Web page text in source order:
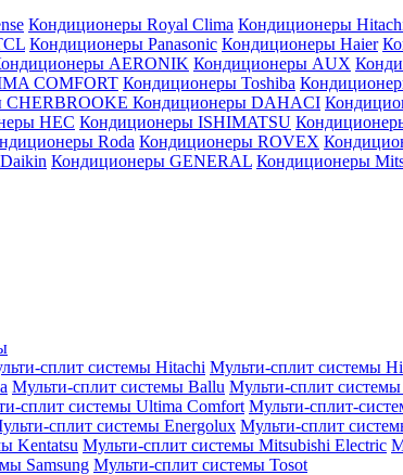
Кондиционеры Royal Clima Кондиционеры
Кондиционеры Panasonic Кондиционеры Haier
AERONIK Кондиционеры AUX
COMFORT Кондиционеры Toshiba
CHERBROOKE Кондиционеры DAHACI
HEC Кондиционеры ISHIMATSU
Roda Кондиционеры ROVEX
Кондиционеры GENERAL Кондиционеры
сплит системы Hitachi Мульти-сплит системы
Мульти-сплит системы Ballu Мульти-сплит
сплит системы Ultima Comfort Мульти-сплит-
сплит системы Energolux Мульти-сплит
Kentatsu Мульти-сплит системы Mitsubishi Electric
Samsung Мульти-сплит системы Tosot